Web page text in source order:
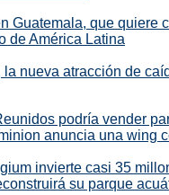
Guatemala, que quiere
de América Latina
nueva atracción de
podría vender
anuncia una wing
invierte casi 35
su parque